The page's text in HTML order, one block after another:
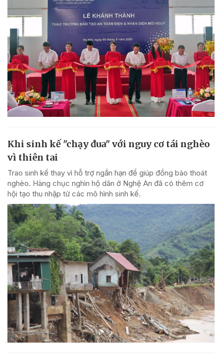
Khi sinh kế "chạy đua" với nguy cơ tái nghèo
vì thiên tai
Trao sinh kế thay vì hỗ trợ ngắn hạn để giúp đồng bào thoát
nghèo. Hàng chục nghìn hộ dân ở Nghệ An đã có thêm cơ
hội tạo thu nhập từ các mô hình sinh kế.